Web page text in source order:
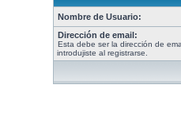
Nombre de Usuario:
Dirección de email:
Esta debe ser la dirección de
introdujiste al registrarse.